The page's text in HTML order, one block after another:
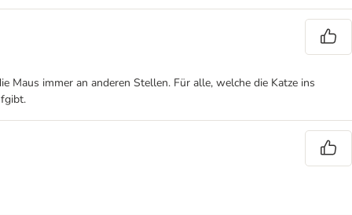
immer an anderen Stellen. Für alle, welche die Katze ins